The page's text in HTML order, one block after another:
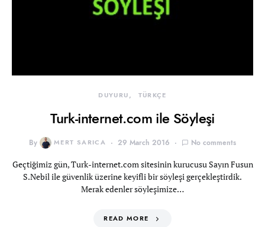
DUYURU TÜRKÇE
Turk-internet.com ile Söyleşi
By MERT SARICA 29 March 2016 No comments
Geçtiğimiz gün, Turk-internet.com sitesinin kurucusu Sayın Fusun
S.Nebil ile güvenlik üzerine keyifli bir söyleşi gerçekleştirdik.
Merak edenler söyleşimize…
READ MORE